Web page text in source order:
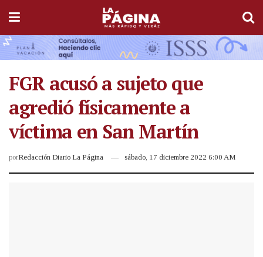
FGR acusó a sujeto que
agredió físicamente a
víctima en San Martín
porRedacción Diario La Página sábado, 17 diciembre 2022 6:00 AM